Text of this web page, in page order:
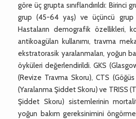
göre üç grupta sınıflandırıldı: Birinci
grup (45-64 yaş) ve üçüncü
Hastaların demografik özellikleri,
antikoagülan kullanımı, travma
ekstratorasik yaralanmaları, yoğun
öyküleri değerlendirildi. GKS
(Revize Travma Skoru), CTS
(Yaralanma Şiddet Skoru) ve TRISS
Şiddet Skoru) sistemlerinin
yoğun bakım gereksinimini